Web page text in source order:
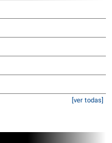
[ver todas]